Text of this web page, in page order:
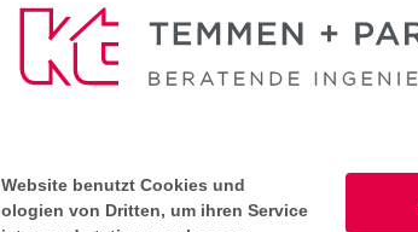
Website benutzt Cookies und
von Dritten, um ihren Service